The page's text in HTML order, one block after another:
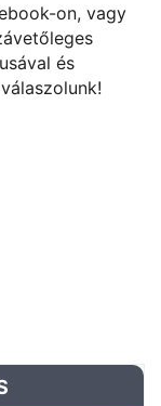
-on, vagy
és